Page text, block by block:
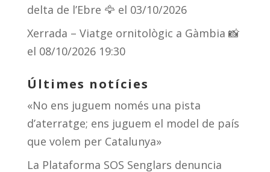
delta de l’Ebre 🦅 el 03/10/2026
Xerrada – Viatge ornitològic a Gàmbia 📸
el 08/10/2026 19:30
Últimes notícies
«No ens juguem només una pista
d’aterratge; ens juguem el model de país
que volem per Catalunya»
La Plataforma SOS Senglars denuncia